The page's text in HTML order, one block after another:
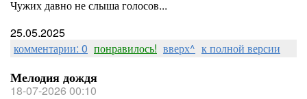
Чужих давно не слыша голосов...
25.05.2025
комментарии: 0 понравилось! вверх^ к полной версии
Мелодия дождя
18-07-2026 00:10